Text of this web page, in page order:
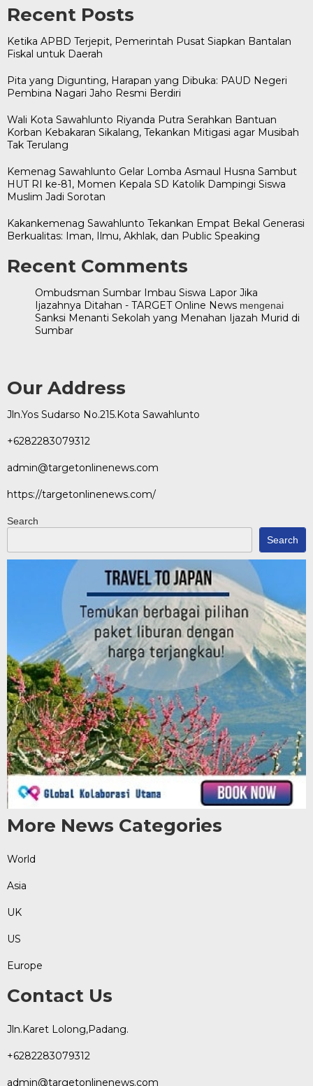
Recent Posts
Ketika APBD Terjepit, Pemerintah Pusat Siapkan Bantalan
Fiskal untuk Daerah
Pita yang Digunting, Harapan yang Dibuka: PAUD Negeri
Pembina Nagari Jaho Resmi Berdiri
Wali Kota Sawahlunto Riyanda Putra Serahkan Bantuan
Korban Kebakaran Sikalang, Tekankan Mitigasi agar Musibah
Tak Terulang
Kemenag Sawahlunto Gelar Lomba Asmaul Husna Sambut
HUT RI ke-81, Momen Kepala SD Katolik Dampingi Siswa
Muslim Jadi Sorotan
Kakankemenag Sawahlunto Tekankan Empat Bekal Generasi
Berkualitas: Iman, Ilmu, Akhlak, dan Public Speaking
Recent Comments
Ombudsman Sumbar Imbau Siswa Lapor Jika
Ijazahnya Ditahan - TARGET Online News mengenai
Sanksi Menanti Sekolah yang Menahan Ijazah Murid di
Sumbar
Our Address
Jln.Yos Sudarso No.215.Kota Sawahlunto
+6282283079312
admin@targetonlinenews.com
https://targetonlinenews.com/
Search
Search
More News Categories
World
Asia
UK
US
Europe
Contact Us
Jln.Karet Lolong,Padang.
+6282283079312
admin@targetonlinenews.com